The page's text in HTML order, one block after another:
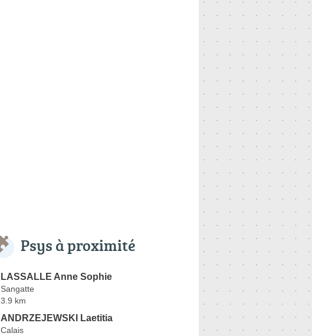
Psys à proximité
LASSALLE Anne Sophie
Sangatte
3.9 km
ANDRZEJEWSKI Laetitia
Calais